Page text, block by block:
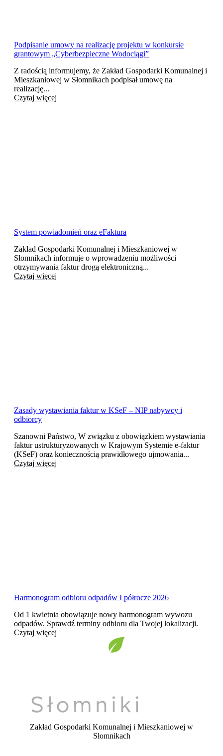
Podpisanie umowy na realizację projektu w konkursie
grantowym „Cyberbezpieczne Wodociągi”
Z radością informujemy, że Zakład Gospodarki Komunalnej i
Mieszkaniowej w Słomnikach podpisał umowę na
realizację...
Czytaj więcej
System powiadomień oraz eFaktura
Zakład Gospodarki Komunalnej i Mieszkaniowej w
Słomnikach informuje o wprowadzeniu możliwości
otrzymywania faktur drogą elektroniczną...
Czytaj więcej
Zasady wystawiania faktur w KSeF – NIP nabywcy i
odbiorcy
Szanowni Państwo, W związku z obowiązkiem wystawiania
faktur ustrukturyzowanych w Krajowym Systemie e-faktur
(KSeF) oraz koniecznością prawidłowego ujmowania...
Czytaj więcej
Harmonogram odbioru odpadów I półrocze 2026
Od 1 kwietnia obowiązuje nowy harmonogram wywozu
odpadów. Sprawdź terminy odbioru dla Twojej lokalizacji.
Czytaj więcej
Zakład Gospodarki Komunalnej i Mieszkaniowej w
Słomnikach